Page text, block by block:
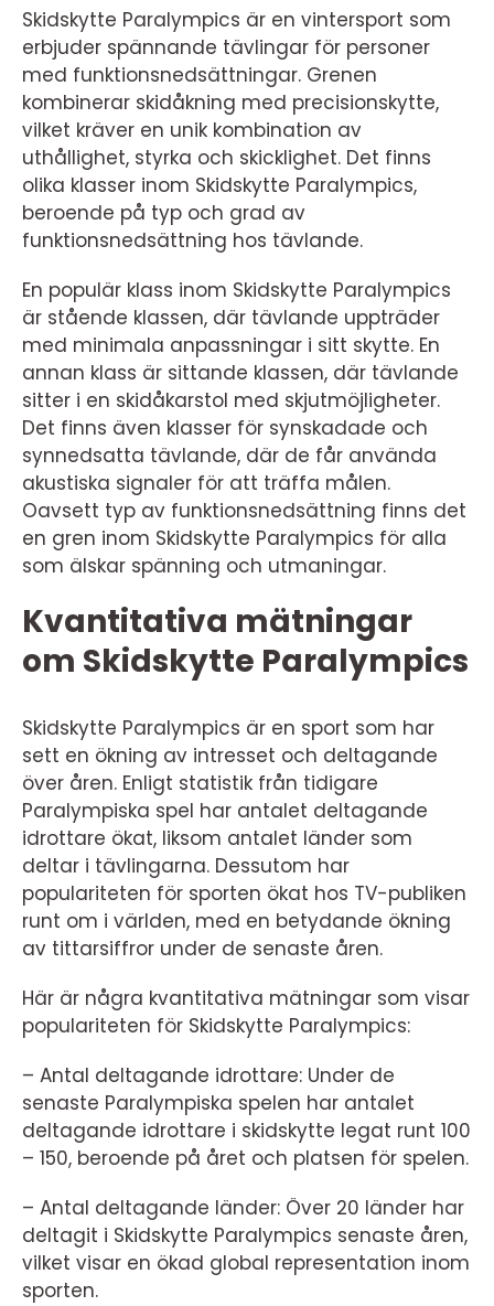
Skidskytte Paralympics är en vintersport som
erbjuder spännande tävlingar för personer
med funktionsnedsättningar. Grenen
kombinerar skidåkning med precisionskytte,
vilket kräver en unik kombination av
uthållighet, styrka och skicklighet. Det finns
olika klasser inom Skidskytte Paralympics,
beroende på typ och grad av
funktionsnedsättning hos tävlande.
En populär klass inom Skidskytte Paralympics
är stående klassen, där tävlande uppträder
med minimala anpassningar i sitt skytte. En
annan klass är sittande klassen, där tävlande
sitter i en skidåkarstol med skjutmöjligheter.
Det finns även klasser för synskadade och
synnedsatta tävlande, där de får använda
akustiska signaler för att träffa målen.
Oavsett typ av funktionsnedsättning finns det
en gren inom Skidskytte Paralympics för alla
som älskar spänning och utmaningar.
Kvantitativa mätningar
om Skidskytte Paralympics
Skidskytte Paralympics är en sport som har
sett en ökning av intresset och deltagande
över åren. Enligt statistik från tidigare
Paralympiska spel har antalet deltagande
idrottare ökat, liksom antalet länder som
deltar i tävlingarna. Dessutom har
populariteten för sporten ökat hos TV-publiken
runt om i världen, med en betydande ökning
av tittarsiffror under de senaste åren.
Här är några kvantitativa mätningar som visar
populariteten för Skidskytte Paralympics:
– Antal deltagande idrottare: Under de
senaste Paralympiska spelen har antalet
deltagande idrottare i skidskytte legat runt 100
– 150, beroende på året och platsen för spelen.
– Antal deltagande länder: Över 20 länder har
deltagit i Skidskytte Paralympics senaste åren,
vilket visar en ökad global representation inom
sporten.